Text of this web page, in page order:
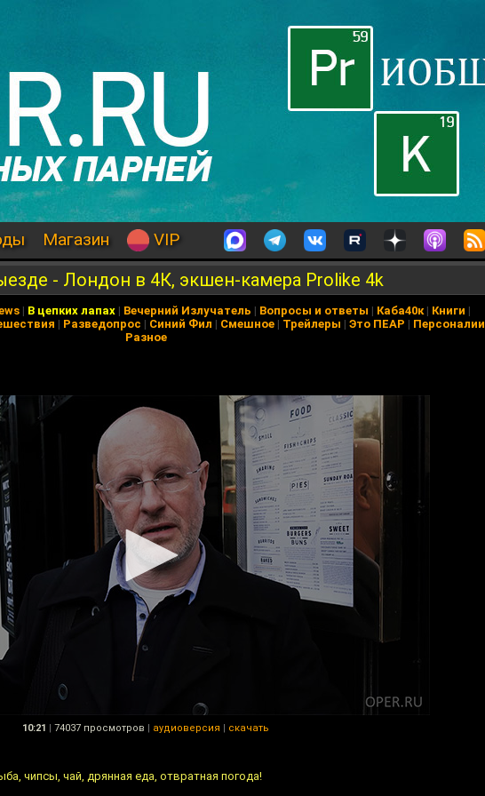
Магазин VIP
- Лондон в 4К, экшен-камера Prolike 4k
| В цепких лапах | Вечерний Излучатель | Вопросы и ответы | Каба40к| Книги |
| Разведопрос | Синий Фил | Смешное | Трейлеры | Это ПЕАР | Персоналии
Разное
10:21 | 74037 просмотров | аудиоверсия | скачать
чипсы, чай, дрянная еда, отвратная погода!